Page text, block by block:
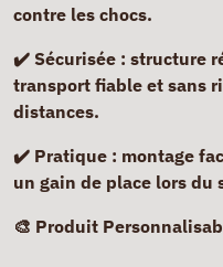
contre les chocs.
✔️ Sécurisée : structure
transport fiable et sans
distances.
✔️ Pratique : montage
un gain de place lors du
🎨 Produit